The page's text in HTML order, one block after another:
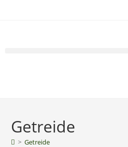
Getreide
> Getreide